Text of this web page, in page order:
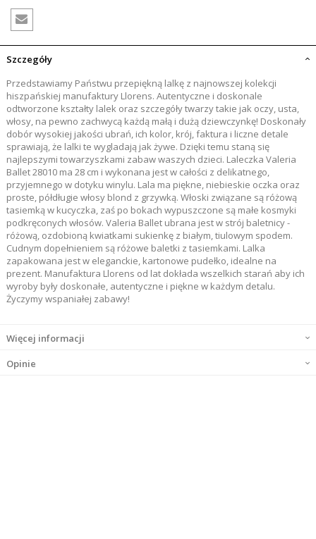
Szczegóły
Przedstawiamy Państwu przepiękną lalkę z najnowszej kolekcji
hiszpańskiej manufaktury Llorens. Autentyczne i doskonale
odtworzone kształty lalek oraz szczegóły twarzy takie jak oczy, usta,
włosy, na pewno zachwycą każdą małą i dużą dziewczynkę! Doskonały
dobór wysokiej jakości ubrań, ich kolor, krój, faktura i liczne detale
sprawiają, że lalki te wygladają jak żywe. Dzięki temu staną się
najlepszymi towarzyszkami zabaw waszych dzieci. Laleczka Valeria
Ballet 28010 ma 28 cm i wykonana jest w całości z delikatnego,
przyjemnego w dotyku winylu. Lala ma piękne, niebieskie oczka oraz
proste, półdługie włosy blond z grzywką. Włoski związane są różową
tasiemką w kucyczka, zaś po bokach wypuszczone są małe kosmyki
podkręconych włosów. Valeria Ballet ubrana jest w strój baletnicy -
różową, ozdobioną kwiatkami sukienkę z białym, tiulowym spodem.
Cudnym dopełnieniem są różowe baletki z tasiemkami. Lalka
zapakowana jest w eleganckie, kartonowe pudełko, idealne na
prezent. Manufaktura Llorens od lat dokłada wszelkich starań aby ich
wyroby były doskonałe, autentyczne i piękne w każdym detalu.
Życzymy wspaniałej zabawy!
Więcej informacji
Opinie